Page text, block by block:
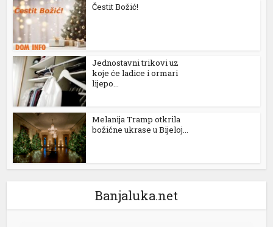
Čestit Božić!
Jednostavni trikovi uz
koje će ladice i ormari
lijepo...
Melanija Tramp otkrila
božićne ukrase u Bijeloj...
Banjaluka.net